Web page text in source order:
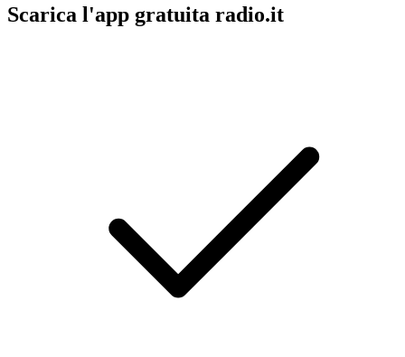
Scarica l'app gratuita radio.it